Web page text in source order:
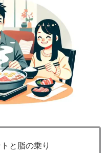
と脂の乗り